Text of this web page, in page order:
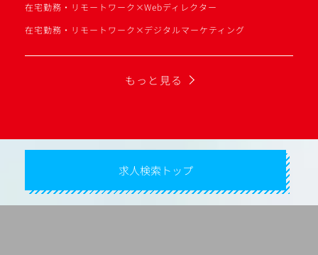
在宅勤務・リモートワーク×Webディレクター
在宅勤務・リモートワーク×デジタルマーケティング
もっと見る
求人検索トップ